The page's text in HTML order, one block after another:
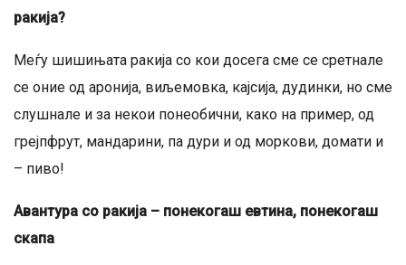
ракија?
Меѓу шишињата ракија со кои досега сме се сретнале
се оние од аронија, виљемовка, кајсија, дудинки, но сме
слушнале и за некои понеобични, како на пример, од
грејпфрут, мандарини, па дури и од моркови, домати и
– пиво!
Авантура со ракија – понекогаш евтина, понекогаш
скапа